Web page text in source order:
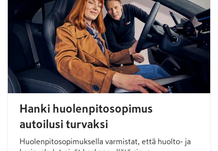
Hanki huolenpitosopimus
autoilusi turvaksi
Huolenpitosopimuksella varmistat, että huolto- ja